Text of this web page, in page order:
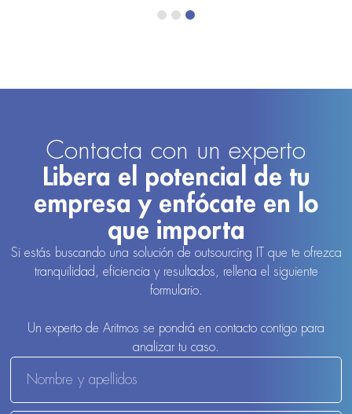
Contacta con un experto
Libera el potencial de tu
empresa y enfócate en lo
que importa
Si estás buscando una solución de outsourcing IT que te ofrezca
tranquilidad, eficiencia y resultados, rellena el siguiente
formulario.
Un experto de Aritmos se pondrá en contacto contigo para
analizar tu caso.